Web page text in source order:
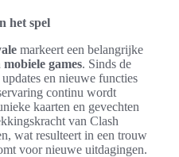
het spel
markeert een belangrijke
mobiele games. Sinds de
en nieuwe functies
continu wordt
kaarten en gevechten
van Clash
wat resulteert in een trouw
voor nieuwe uitdagingen.